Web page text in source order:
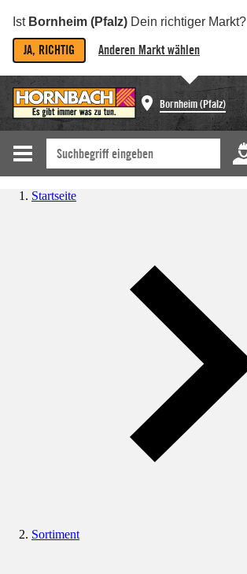
Ist Bornheim (Pfalz) Dein richtiger Markt?
JA, RICHTIG Anderen Markt wählen
Bornheim (Pfalz)
Startseite
Sortiment